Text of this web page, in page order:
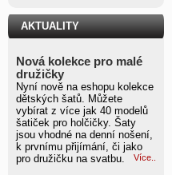
AKTUALITY
Nová kolekce pro malé
družičky
Nyní nově na eshopu kolekce
dětských šatů. Můžete
vybírat z více jak 40 modelů
šatiček pro holčičky. Šaty
jsou vhodné na denní nošení,
k prvnímu přijímání, či jako
pro družičku na svatbu.
Více..